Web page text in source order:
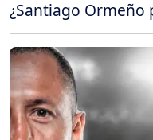
¿Santiago Ormeño